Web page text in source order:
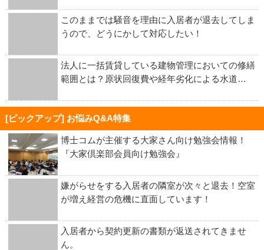
このままでは騒音を理由に入居者が退去してしま
うので、どうにかして対応したい！
法人に一括賃貸している建物管理においての修繕
範囲とは？原状回復費や経年劣化による水道…
[ピックアップ] お悩みQ&A特集
博士コムが主催する大家さん向け勉強会情報！
『大家倶楽部会員向け勉強会』
嫌がらせをする入居者の隣室が次々と退去！空室
が増え経営の危機に直面しています！
入居者から契約更新の書類が返送されてきませ
ん。